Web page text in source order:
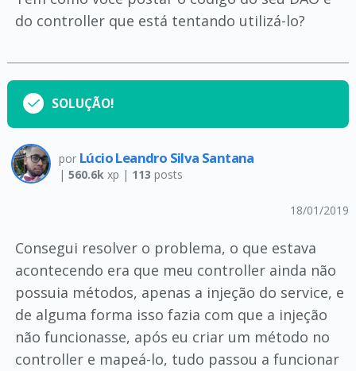
do controller que está tentando utilizá-lo?
SOLUÇÃO!
por Lúcio Leandro Silva Santana
| 560.6kxp | 113 posts
18/01/2019
Consegui resolver o problema, o que estava
acontecendo era que meu controller ainda não
possuia métodos, apenas a injeção do service, e
de alguma forma isso fazia com que a injeção
não funcionasse, após eu criar um método no
controller e mapeá-lo, tudo passou a funcionar